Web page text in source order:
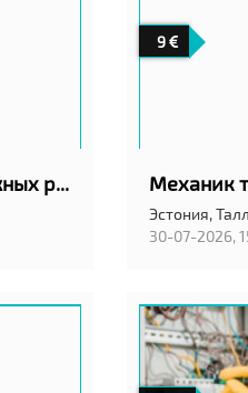
Сантехник наружных работ
9
Эстония,
30-07-2026,